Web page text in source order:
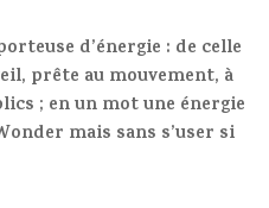
d’énergie : de celle
prête au mouvement, à
; en un mot une énergie
mais sans s’user si